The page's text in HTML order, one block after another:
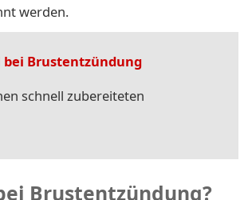
werden.
Brustentzündung
schnell zubereiteten
Brustentzündung?